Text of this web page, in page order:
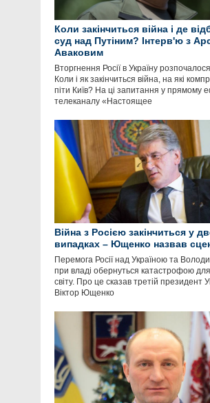
Коли закінчиться війна і де
суд над Путіним? Інтерв'ю з
Аваковим
Вторгнення Росії в Україну
Коли і як закінчиться війна, на які
піти Київ? На ці запитання у прямому
телеканалу «Настоящее
Війна з Росією закінчиться у
випадках – Ющенко назвав
Перемога Росії над Україною та
при владі обернуться катастрофою
світу. Про це сказав третій президент
Віктор Ющенко